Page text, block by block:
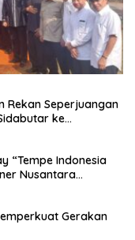
Rekan Seperjuangan
ke
“Tempe Indonesia
Nusantara
Gerakan